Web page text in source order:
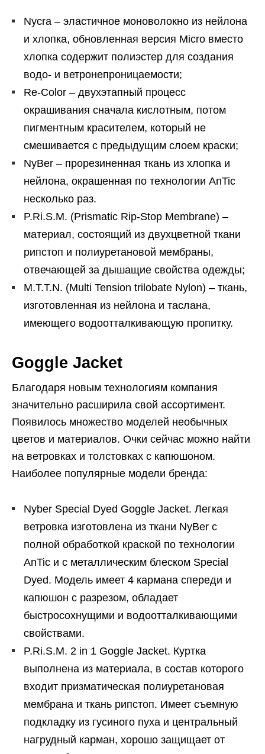
Nycra – эластичное моноволокно из нейлона
и хлопка, обновленная версия Micro вместо
хлопка содержит полиэстер для создания
водо- и ветронепроницаемости;
Re-Color – двухэтапный процесс
окрашивания сначала кислотным, потом
пигментным красителем, который не
смешивается с предыдущим слоем краски;
NyBer – прорезиненная ткань из хлопка и
нейлона, окрашенная по технологии AnTic
несколько раз.
P.Ri.S.M. (Prismatic Rip-Stop Membrane) –
материал, состоящий из двухцветной ткани
рипстоп и полиуретановой мембраны,
отвечающей за дышащие свойства одежды;
M.T.T.N. (Multi Tension trilobate Nylon) – ткань,
изготовленная из нейлона и таслана,
имеющего водоотталкивающую пропитку.
Goggle Jacket
Благодаря новым технологиям компания
значительно расширила свой ассортимент.
Появилось множество моделей необычных
цветов и материалов. Очки сейчас можно найти
на ветровках и толстовках с капюшоном.
Наиболее популярные модели бренда:
Nyber Special Dyed Goggle Jacket. Легкая
ветровка изготовлена из ткани NyBer с
полной обработкой краской по технологии
AnTic и с металлическим блеском Special
Dyed. Модель имеет 4 кармана спереди и
капюшон с разрезом, обладает
быстросохнущими и водоотталкивающими
свойствами.
P.Ri.S.M. 2 in 1 Goggle Jacket. Куртка
выполнена из материала, в состав которого
входит призматическая полиуретановая
мембрана и ткань рипстоп. Имеет съемную
подкладку из гусиного пуха и центральный
нагрудный карман, хорошо защищает от